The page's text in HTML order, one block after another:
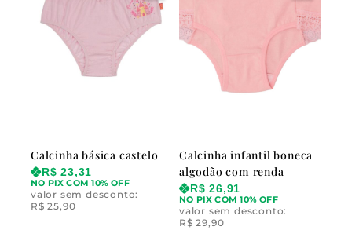
Calcinha básica castelo
R$ 23,31
NO PIX COM 10% OFF
valor sem desconto:
R$ 25,90
Calcinha infantil boneca
algodão com renda
R$ 26,91
NO PIX COM 10% OFF
valor sem desconto:
R$ 29,90